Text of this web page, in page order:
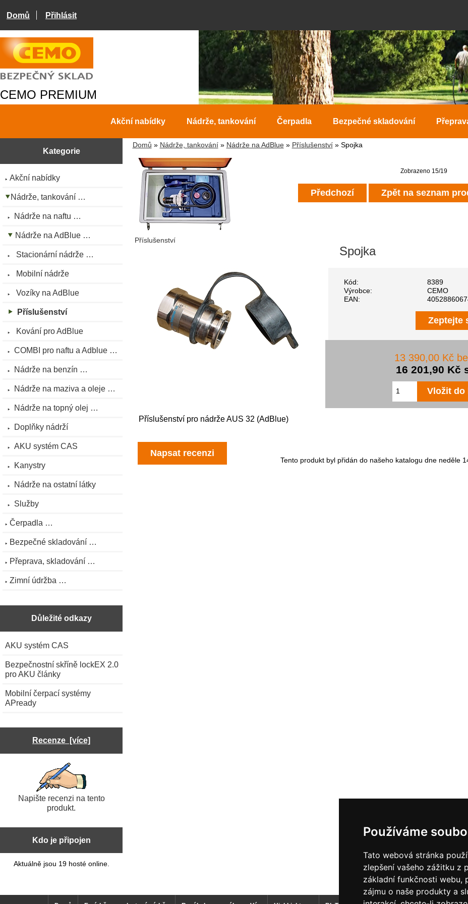
Používáme
Tato webová stránka
zlepšení vašeho zážitku z
základní funkčnosti webu,
zájmu o naše produkty a
Domů Přihlásit
CEMO PREMIUM
Akční nabídky Nádrže, tankování Čerpadla Bezpečné skladování
Kategorie
Akční nabídky
Nádrže, tankování …
Nádrže na naftu …
Nádrže na AdBlue …
Stacionární nádrže …
Mobilní nádrže
Vozíky na AdBlue
Příslušenství
Kování pro AdBlue
COMBI pro naftu a Adblue …
Nádrže na benzín …
Nádrže na maziva a oleje …
Nádrže na topný olej …
Doplňky nádrží
AKU systém CAS
Kanystry
Nádrže na ostatní látky
Služby
Čerpadla …
Bezpečné skladování …
Přeprava, skladování …
Zimní údržba …
Důležité odkazy
AKU systém CAS
Bezpečnostní skříně lockEX 2.0
pro AKU články
Mobilní čerpací systémy
APready
Recenze [více]
Napište recenzi na tento
produkt.
Kdo je připojen
Aktuálně jsou 19 hosté online.
Domů » Nádrže, tankování» Nádrže na AdBlue» Příslušenství» Spojka
Příslušenství
Zobrazeno 15/19
Předchozí Zpět na seznam
Spojka
Kód:
8389
Výrobce:
CEMO
EAN:
Zeptejte
13 390,00 Kč
16 201,90 Kč
Příslušenství pro nádrže AUS 32 (AdBlue)
Napsat recenzi
Tento produkt byl přidán do našeho katalogu dne neděle